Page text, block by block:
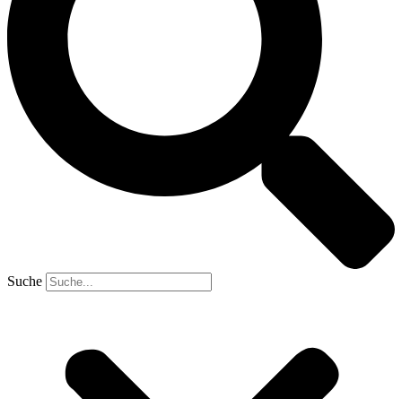
Suche